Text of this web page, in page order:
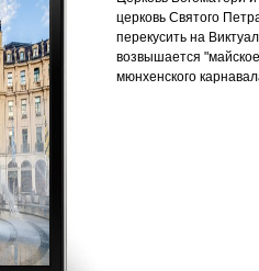
церковь Святого
перекусить на
возвышается
мюнхенского